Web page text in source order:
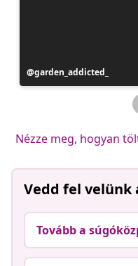
Bejegyzés
közzétevője
garden_addicted_
Nézze meg, hogyan
Vedd fel velünk
Tovább a